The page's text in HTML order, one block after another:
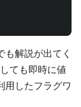
解説が出てく
ても即時に値
用したフラグワ